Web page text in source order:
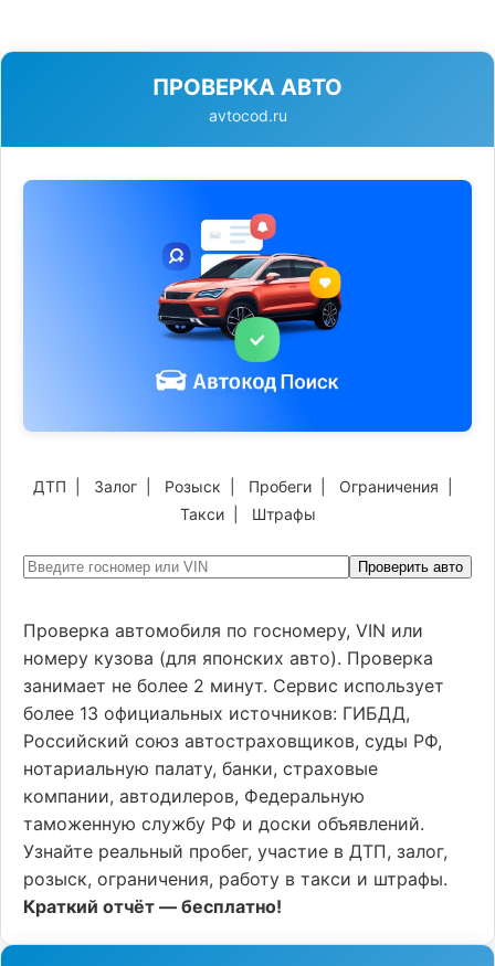
ПРОВЕРКА АВТО
avtocod.ru
ДТП Залог Розыск Пробеги Ограничения
Такси| Штрафы
Проверить авто
Проверка автомобиля по госномеру, VIN или
номеру кузова (для японских авто). Проверка
занимает не более 2 минут. Сервис использует
более 13 официальных источников: ГИБДД,
Российский союз автостраховщиков, суды РФ,
нотариальную палату, банки, страховые
компании, автодилеров, Федеральную
таможенную службу РФ и доски объявлений.
Узнайте реальный пробег, участие в ДТП, залог,
розыск, ограничения, работу в такси и штрафы.
Краткий отчёт — бесплатно!